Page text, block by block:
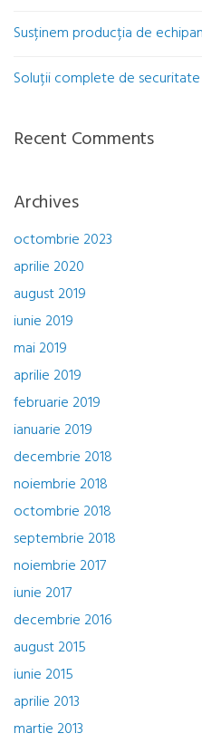
Susținem producția de
Soluții complete de
Recent Comments
Archives
octombrie 2023
aprilie 2020
august 2019
iunie 2019
mai 2019
aprilie 2019
februarie 2019
ianuarie 2019
decembrie 2018
noiembrie 2018
octombrie 2018
septembrie 2018
noiembrie 2017
iunie 2017
decembrie 2016
august 2015
iunie 2015
aprilie 2013
martie 2013